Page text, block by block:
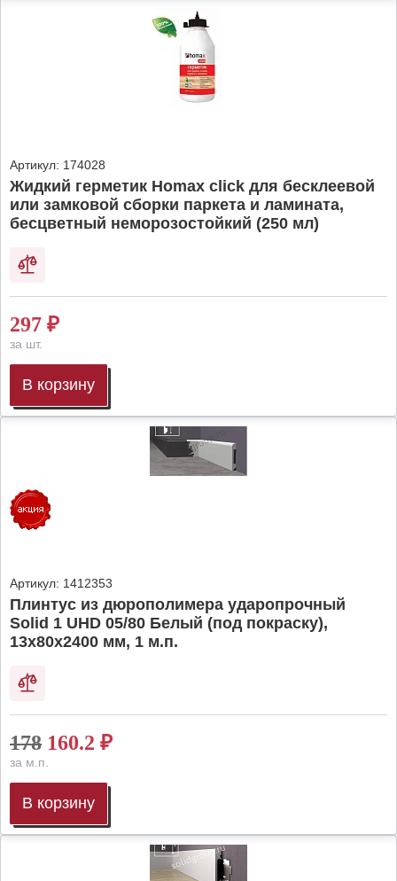
Артикул: 174028
Жидкий герметик Homax click для бесклеевой
или замковой сборки паркета и ламината,
бесцветный неморозостойкий (250 мл)
297 ₽
за шт.
В корзину
Артикул: 1412353
Плинтус из дюрополимера ударопрочный
Solid 1 UHD 05/80 Белый (под покраску),
13х80х2400 мм, 1 м.п.
178 160.2 ₽
за м.п.
В корзину